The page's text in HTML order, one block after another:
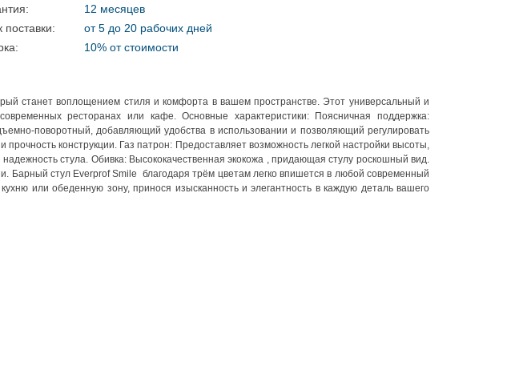
12 месяцев
поставки:
от 5 до 20 рабочих дней
10% от стоимости
станет воплощением стиля и комфорта в вашем пространстве. Этот универсальный и
ресторанах или кафе. Основные характеристики: Поясничная поддержка:
поворотный, добавляющий удобства в использовании и позволяющий регулировать
конструкции. Газ патрон: Предоставляет возможность легкой настройки высоты,
стула. Обивка: Высококачественная экокожа , придающая стулу роскошный вид.
Барный стул Everprof Smile благодаря трём цветам легко впишется в любой современный
или обеденную зону, принося изысканность и элегантность в каждую деталь вашего